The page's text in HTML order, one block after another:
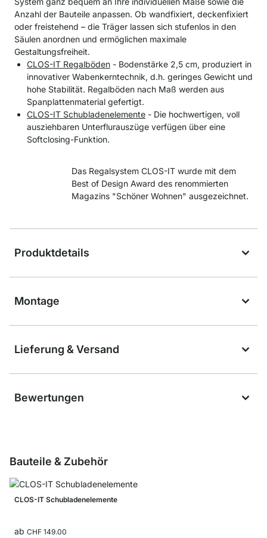
Anzahl der Bauteile anpassen. Ob wandfixiert, deckenfixiert
oder freistehend – die Träger lassen sich stufenlos in den
Säulen anordnen und ermöglichen maximale
Gestaltungsfreiheit.
CLOS-IT Regalböden - Bodenstärke 2,5 cm, produziert in
innovativer Wabenkerntechnik, d.h. geringes Gewicht und
hohe Stabilität. Regalböden nach Maß werden aus
Spanplattenmaterial gefertigt.
CLOS-IT Schubladenelemente - Die hochwertigen, voll
ausziehbaren Unterflurauszüge verfügen über eine
Softclosing-Funktion.
Das Regalsystem CLOS-IT wurde mit dem
Best of Design Award des renommierten
Magazins "Schöner Wohnen" ausgezeichnet.
Produktdetails
Montage
Lieferung & Versand
Bewertungen
Bauteile & Zubehör
CLOS-IT Schubladenelemente
ab CHF 149.00